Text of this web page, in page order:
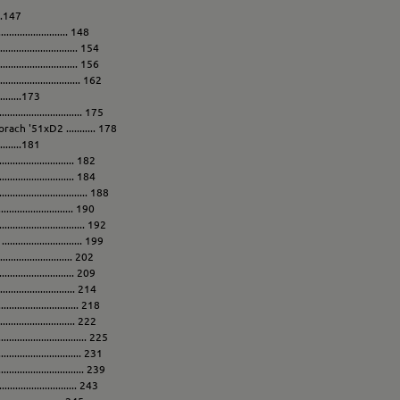
148
154
156
162
175
'51xD2 ........... 178
182
184
188
190
192
199
202
209
214
218
222
225
231
239
243